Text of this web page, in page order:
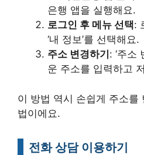
은행 앱을 실행해요.
로그인 후 메뉴 선택:
‘내 정보’를 선택해요.
주소 변경하기 : ‘주소
운 주소를 입력하고
이 방법 역시 손쉽게 주소를
법이에요.
전화 상담 이용하기